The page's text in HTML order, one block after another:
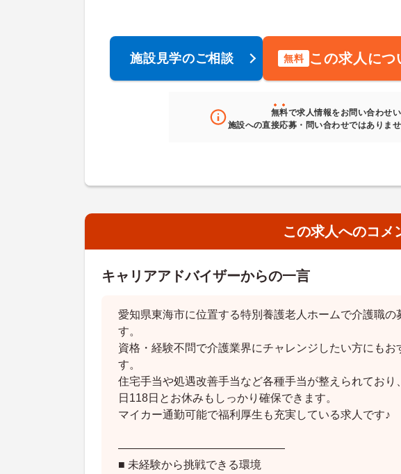
施設見学のご相談 無料 この求人につ
無料で求人情報をお問い合わせい
施設への直接応募・問い合わせではありま
この求人へのコメ
キャリアアドバイザーからの一言
愛知県東海市に位置する特別養護老人ホームで介護職の
す。
資格・経験不問で介護業界にチャレンジしたい方にもお
す。
住宅手当や処遇改善手当など各種手当が整えられており
日118日とお休みもしっかり確保できます。
マイカー通勤可能で福利厚生も充実している求人です♪
―――――――――――――――
■ 未経験から挑戦できる環境